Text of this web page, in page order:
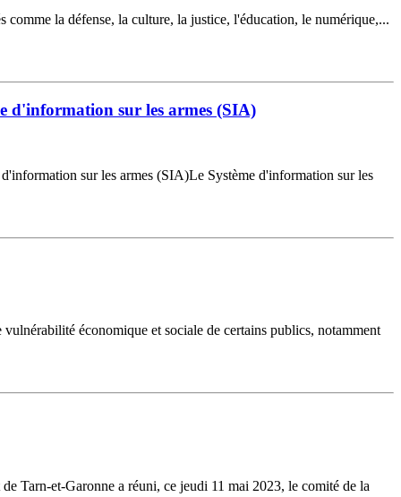
la défense, la culture, la justice, l'éducation, le numérique,...
d'information sur les armes (SIA)
sur les armes (SIA)Le Système d'information sur les
économique et sociale de certains publics, notamment
Tarn-et-Garonne a réuni, ce jeudi 11 mai 2023, le comité de la